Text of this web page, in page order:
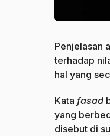
Penjelasan
terhadap
hal yang
Kata fasad
yang
disebut di